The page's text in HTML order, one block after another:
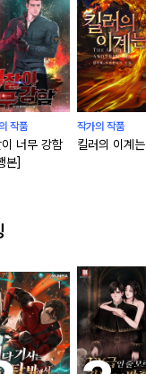
작품
너무 강함
본]
작가의 작품
킬러의 이계는